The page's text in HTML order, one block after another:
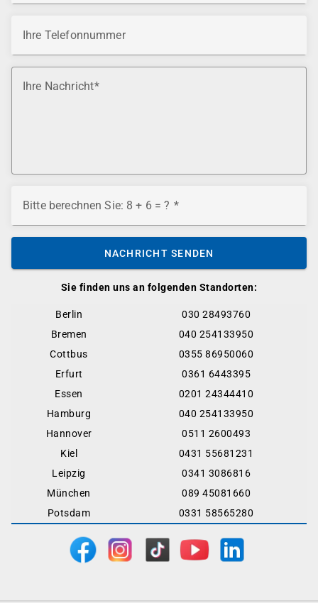
Sie finden uns an folgenden Standorten:
Berlin
030 28493760
Bremen
040 254133950
Cottbus
0355 86950060
Erfurt
0361 6443395
Essen
0201 24344410
Hamburg
040 254133950
Hannover
0511 2600493
Kiel
0431 55681231
Leipzig
0341 3086816
München
089 45081660
Potsdam
0331 58565280
Ihre Telefonnummer
Ihre Nachricht
Bitte berechnen Sie: 8 + 6 = ?
NACHRICHT SENDEN